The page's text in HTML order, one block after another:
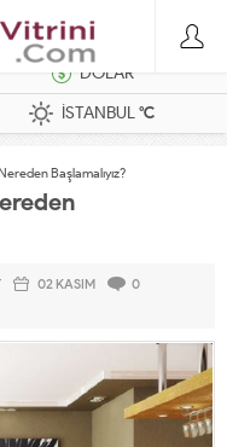
DOLAR
İSTANBUL°C
Başlamalıyız?
02 KASIM
0